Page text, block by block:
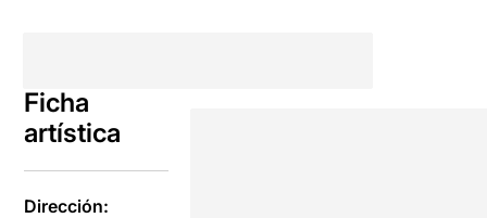
Ficha
artística
Dirección: